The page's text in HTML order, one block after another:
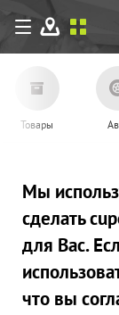
Товары
Мы
сделать
для Вас.
что вы